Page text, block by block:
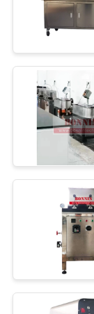
बारे
कारखाना
भ्रमण
नियंत्रण
संपर्क
करें
लैब